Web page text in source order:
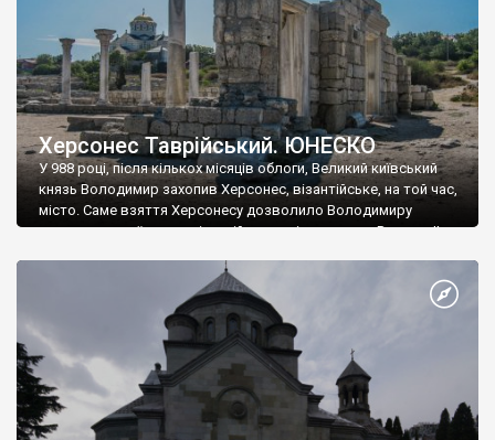
Херсонес Таврійський. ЮНЕСКО
У 988 році, після кількох місяців облоги, Великий київський
князь Володимир захопив Херсонес, візантійське, на той час,
місто. Саме взяття Херсонесу дозволило Володимиру
диктувати свої умови візантійському імператору Василю ІІ, та
Херсонесі Володимир-язичник, став Василем-християнином.
А потім було Хрещення Русі. На честь Херсонесу Таврійського